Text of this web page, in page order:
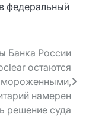
федеральный
Банка России
остаются
намерен
решение суда